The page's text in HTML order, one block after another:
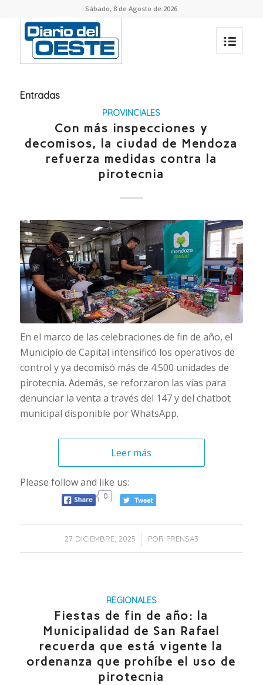
Sábado, 8 de Agosto de 2026
Entradas
PROVINCIALES
Con más inspecciones y
decomisos, la ciudad de Mendoza
refuerza medidas contra la
pirotecnia
En el marco de las celebraciones de fin de año, el
Municipio de Capital intensificó los operativos de
control y ya decomisó más de 4.500 unidades de
pirotecnia. Además, se reforzaron las vías para
denunciar la venta a través del 147 y del chatbot
municipal disponible por WhatsApp.
Leer más
Please follow and like us:
0
27 DICIEMBRE, 2025
/ POR PRENSA3
REGIONALES
Fiestas de fin de año: la
Municipalidad de San Rafael
recuerda que está vigente la
ordenanza que prohíbe el uso de
pirotecnia